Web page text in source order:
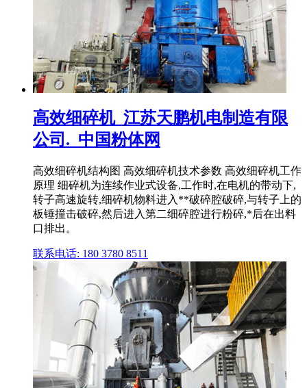
高效细碎机_江苏天鹏机电制造有限
公司._中国粉体网
高效细碎机结构图 高效细碎机技术参数 高效细碎机工作
原理 细碎机为连续作业式设备,工作时,在电机的带动下,
转子高速旋转,细碎机物料进入**破碎腔破碎,与转子上的
板锤撞击破碎,然后进入第二细碎腔进行粉碎,*后在出料
口排出。
联系电话: 180 3780 8511